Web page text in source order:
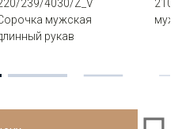
239/4030/Z_V
мужская
рукав
210/